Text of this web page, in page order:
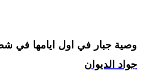
وصية جبار في اول ايامها في
جواد الديوان